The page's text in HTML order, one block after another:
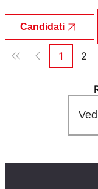
Candidati
Paginazione
Pagina
1 2